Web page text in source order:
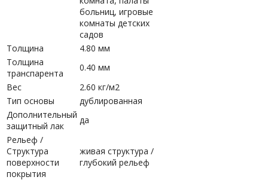
больниц, игровые
комнаты детских
садов
Толщина
4.80 мм
Толщина
транспарента
0.40 мм
Вес
2.60 кг/м2
Тип основы
дублированная
Дополнительный
защитный лак
да
Рельеф /
Структура
поверхности
покрытия
живая структура /
глубокий рельеф